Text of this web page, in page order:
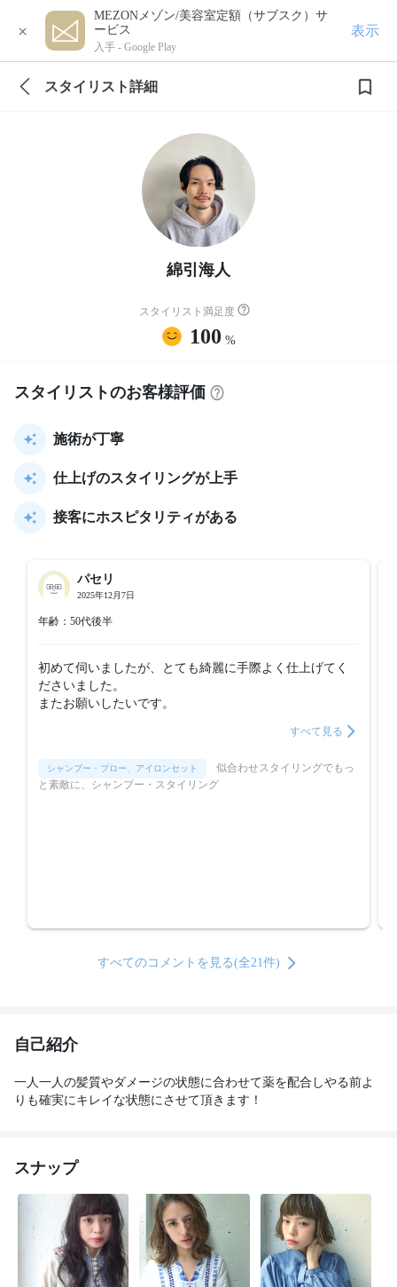
×
MEZONメゾン/美容室定額（サブスク）サ
ービス
入手 - Google Play
表示
スタイリスト詳細
綿引海人
スタイリスト満足度
100 %
スタイリストのお客様評価
施術が丁寧
仕上げのスタイリングが上手
接客にホスピタリティがある
パセリ
2025年12月7日
年齢：50代後半
初めて伺いましたが、とても綺麗に手際よく仕上げてく
ださいました。
またお願いしたいです。
すべて見る
シャンプー・ブロー、アイロンセット
と素敵に、シャンプー・スタイリング
すべてのコメントを見る(全21件)
自己紹介
一人一人の髪質やダメージの状態に合わせて薬を配合しやる前よ
りも確実にキレイな状態にさせて頂きます！
スナップ